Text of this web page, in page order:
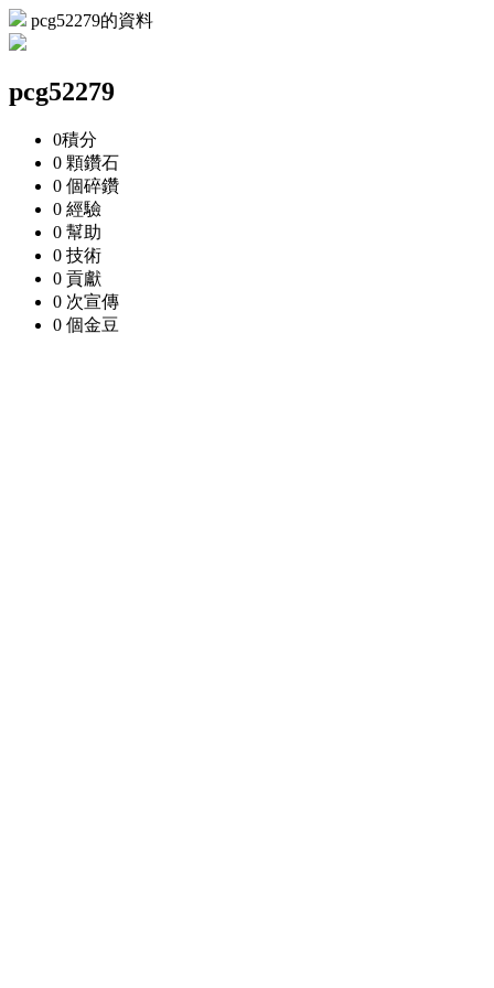
pcg52279的資料
pcg52279
0積分
0 顆鑽石
0 個碎鑽
0 經驗
0 幫助
0 技術
0 貢獻
0 次宣傳
0 個金豆